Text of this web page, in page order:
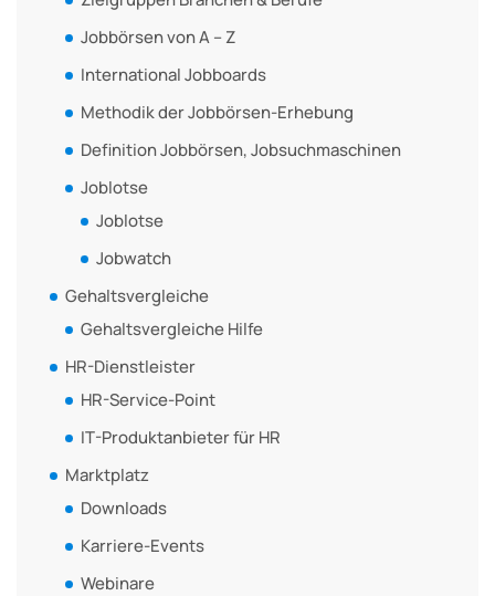
Jobbörsen von A – Z
International Jobboards
Methodik der Jobbörsen-Erhebung
Definition Jobbörsen, Jobsuchmaschinen
Joblotse
Joblotse
Jobwatch
Gehaltsvergleiche
Gehaltsvergleiche Hilfe
HR-Dienstleister
HR-Service-Point
IT-Produktanbieter für HR
Marktplatz
Downloads
Karriere-Events
Webinare